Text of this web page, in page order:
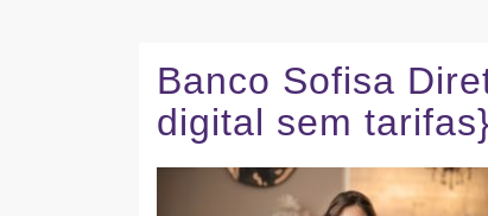
Banco Sofisa
digital sem